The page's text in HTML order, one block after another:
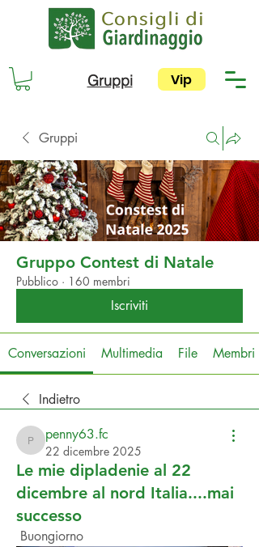
Gruppi Vip
Gruppi
Gruppo Contest di Natale
Pubblico · 160 membri
Iscriviti
Conversazioni Multimedia File Membri
Indietro
penny63.fc
penny63.fc
22 dicembre 2025
Le mie dipladenie al 22
dicembre al nord Italia....mai
successo
Buongiorno